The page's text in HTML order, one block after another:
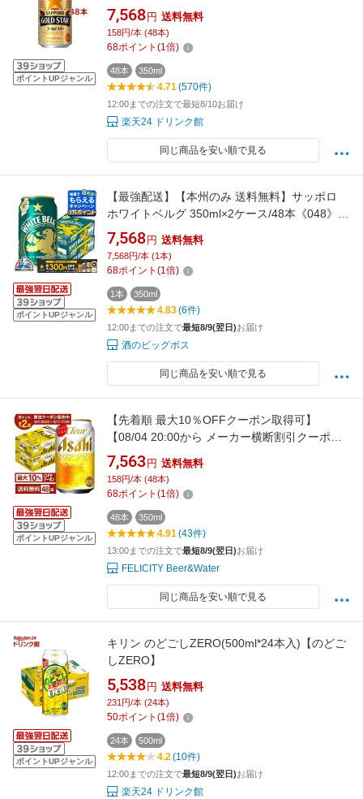
ポイントUPジャンル
ター）】[新ジャンル 発泡酒]
7,568 円 送料無料
158円/本 (48本)
68ポイント (1倍)
48本 350ml
4.71(570件)
12:00までの注文で最短8/10お届け
楽天24 ドリンク館
同じ商品を安い順で見る
ポイントUPジャンル
【最強配送】【本州のみ 送料無料】サッポロ
ホワイトベルグ 350ml×2ケース/48本《048》
『IAS』 ビール類 新ジャンル
7,568 円 送料無料
7,568円/本 (1本)
68ポイント (1倍)
1本 350ml
4.83(6件)
12:00までの注文で最短8/9(翌日)お届け
酒のビッグボス
同じ商品を安い順で見る
ポイントUPジャンル
【先着順 最大10％OFFクーポン取得可】
【08/04 20:00から メーカー横断割引クーポン
利用可】アサヒ クリアアサヒ 350ml 缶 24本×2
ケース（48本）【送料無料（一部地域除く）】
アサヒビール
7,563 円 送料無料
158円/本 (48本)
68ポイント (1倍)
48本 350ml
4.91(43件)
13:00までの注文で最短8/9(翌日)お届け
FELICITY Beer&Water
同じ商品を安い順で見る
ポイントUPジャンル
キリン のどごしZERO(500ml*24本入)【のどご
しZERO】
5,538 円 送料無料
231円/本 (24本)
50ポイント (1倍)
24本 500ml
4.2(10件)
12:00までの注文で最短8/9(翌日)お届け
楽天24 ドリンク館